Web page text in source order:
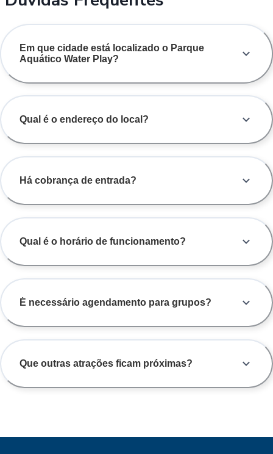
Em que cidade está localizado o Parque
Aquático Water Play?
Qual é o endereço do local?
Há cobrança de entrada?
Qual é o horário de funcionamento?
É necessário agendamento para grupos?
Que outras atrações ficam próximas?